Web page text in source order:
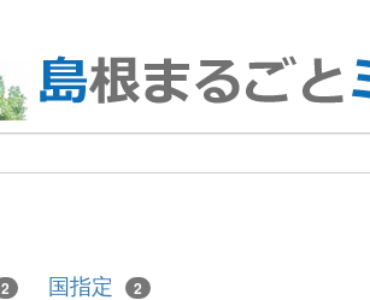
2 国指定 2